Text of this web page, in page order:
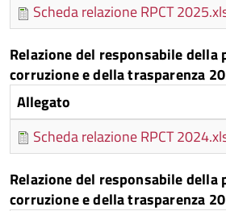
Scheda relazione RPCT
Relazione del responsabile della
corruzione e della trasparenza
Allegato
Scheda relazione RPCT
Relazione del responsabile della
corruzione e della trasparenza